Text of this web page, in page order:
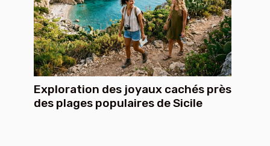
Exploration des joyaux cachés près
des plages populaires de Sicile